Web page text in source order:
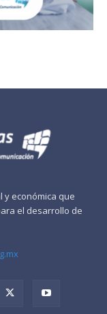
y económica que
el desarrollo de